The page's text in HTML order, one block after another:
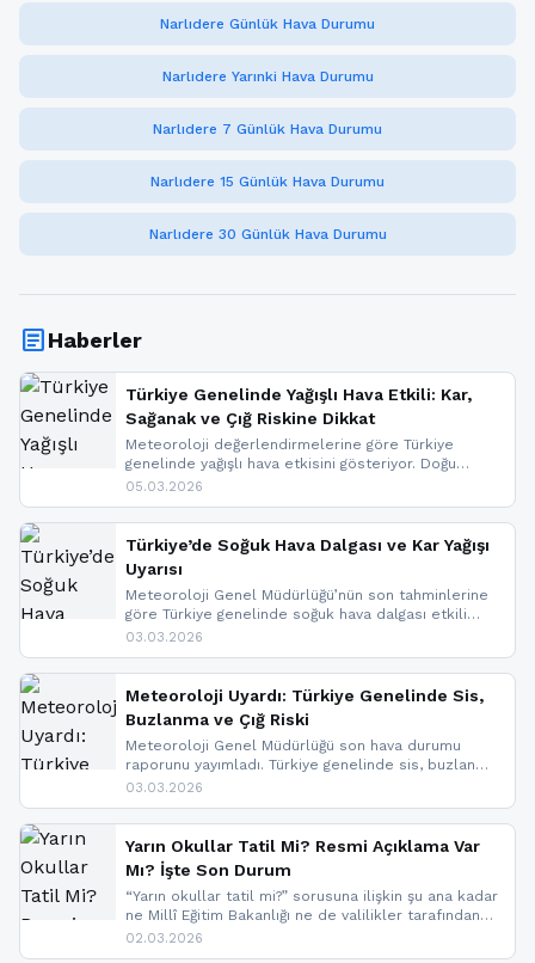
Narlıdere Günlük Hava Durumu
Narlıdere Yarınki Hava Durumu
Narlıdere 7 Günlük Hava Durumu
Narlıdere 15 Günlük Hava Durumu
Narlıdere 30 Günlük Hava Durumu
articleHaberler
Türkiye Genelinde Yağışlı Hava Etkili: Kar,
Sağanak ve Çığ Riskine Dikkat
Meteoroloji değerlendirmelerine göre Türkiye
genelinde yağışlı hava etkisini gösteriyor. Doğu
bölgelerinde kar yağışı beklenirken Marmara ve
ise çığ tehlikesi bulunuyor. İç kesimlerde sis ve pus
nedeniyle görüş mesafesinde azalma
yaşanabileceği belirtiliyor.
05.03.2026
Türkiye’de Soğuk Hava Dalgası ve Kar Yağışı
Uyarısı
Meteoroloji Genel Müdürlüğü’nün son tahminlerine
göre Türkiye genelinde soğuk hava dalgası etkili
oluyor. Birçok il için kar yağışı ve buzlanma uyarısı
03.03.2026
Meteoroloji Uyardı: Türkiye Genelinde Sis,
Buzlanma ve Çığ Riski
Meteoroloji Genel Müdürlüğü son hava durumu
raporunu yayımladı. Türkiye genelinde sis, buzlanma
ve don beklenirken Doğu Anadolu ve Doğu
yapıldı. İşte son dakika meteoroloji gelişmeleri.
03.03.2026
Yarın Okullar Tatil Mi? Resmi Açıklama Var
Mı? İşte Son Durum
“Yarın okullar tatil mi?” sorusuna ilişkin şu ana kadar
ne Millî Eğitim Bakanlığı ne de valilikler tarafından
yapılmış resmi bir tatil açıklaması bulunmamaktadır.
02.03.2026